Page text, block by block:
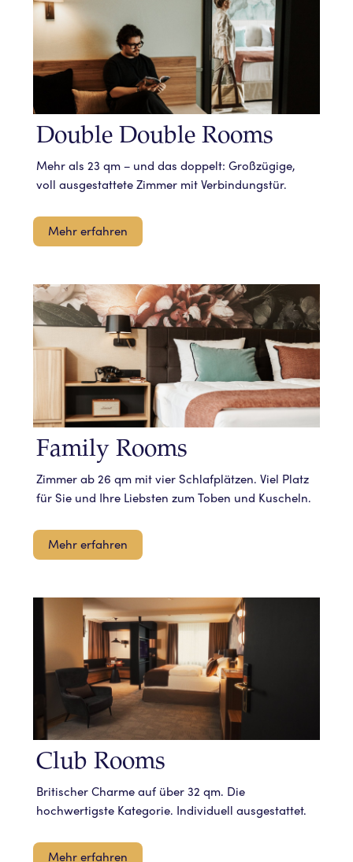
Double Double Rooms
Mehr als 23 qm – und das doppelt: Großzügige,
voll ausgestattete Zimmer mit Verbindungstür.
Mehr erfahren
Family Rooms
Zimmer ab 26 qm mit vier Schlafplätzen. Viel Platz
für Sie und Ihre Liebsten zum Toben und Kuscheln.
Mehr erfahren
Club Rooms
Britischer Charme auf über 32 qm. Die
hochwertigste Kategorie. Individuell ausgestattet.
Mehr erfahren